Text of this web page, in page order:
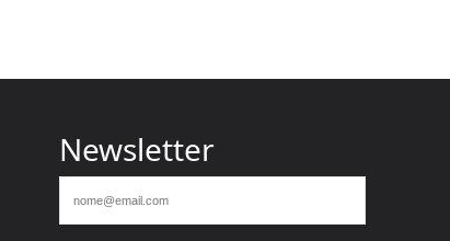
Newsletter